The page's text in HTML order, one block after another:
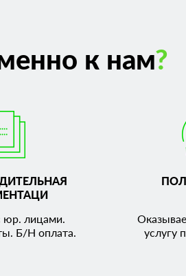
к нам?
юр. лицами.
Б/Н оплата.
услугу